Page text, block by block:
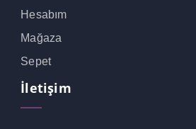
Hesabım
Mağaza
Sepet
İletişim